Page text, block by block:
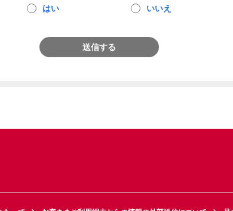
はい いいえ
送信する